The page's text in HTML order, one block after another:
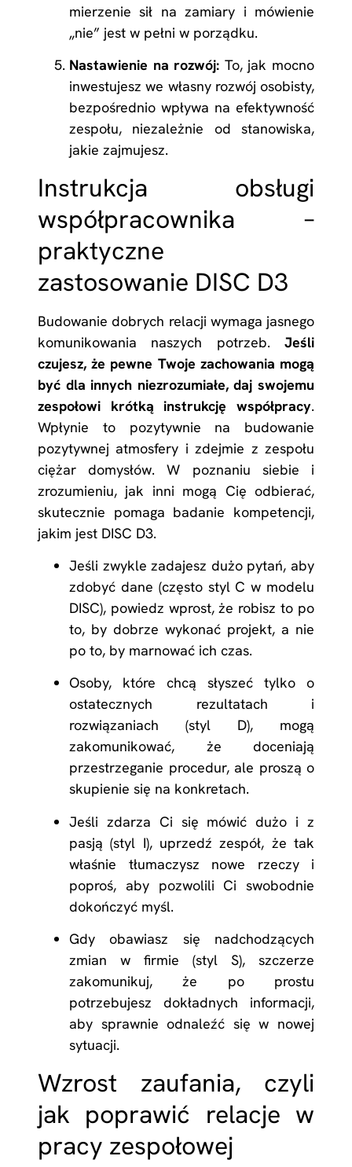
mierzenie sił na zamiary i mówienie
„nie” jest w pełni w porządku.
Nastawienie na rozwój: To, jak mocno
inwestujesz we własny rozwój osobisty,
bezpośrednio wpływa na efektywność
zespołu, niezależnie od stanowiska,
jakie zajmujesz.
Instrukcja obsługi
współpracownika –
praktyczne
zastosowanie DISC D3
Budowanie dobrych relacji wymaga jasnego
komunikowania naszych potrzeb. Jeśli
czujesz, że pewne Twoje zachowania mogą
być dla innych niezrozumiałe, daj swojemu
zespołowi krótką instrukcję współpracy.
Wpłynie to pozytywnie na budowanie
pozytywnej atmosfery i zdejmie z zespołu
ciężar domysłów. W poznaniu siebie i
zrozumieniu, jak inni mogą Cię odbierać,
skutecznie pomaga badanie kompetencji,
jakim jest DISC D3.
Jeśli zwykle zadajesz dużo pytań, aby
zdobyć dane (często styl C w modelu
DISC), powiedz wprost, że robisz to po
to, by dobrze wykonać projekt, a nie
po to, by marnować ich czas.
Osoby, które chcą słyszeć tylko o
ostatecznych rezultatach i
rozwiązaniach (styl D), mogą
zakomunikować, że doceniają
przestrzeganie procedur, ale proszą o
skupienie się na konkretach.
Jeśli zdarza Ci się mówić dużo i z
pasją (styl I), uprzedź zespół, że tak
właśnie tłumaczysz nowe rzeczy i
poproś, aby pozwolili Ci swobodnie
dokończyć myśl.
Gdy obawiasz się nadchodzących
zmian w firmie (styl S), szczerze
zakomunikuj, że po prostu
potrzebujesz dokładnych informacji,
aby sprawnie odnaleźć się w nowej
sytuacji.
Wzrost zaufania, czyli
jak poprawić relacje w
pracy zespołowej